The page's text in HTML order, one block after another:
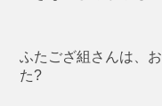
ふたござ組さんは、
た?